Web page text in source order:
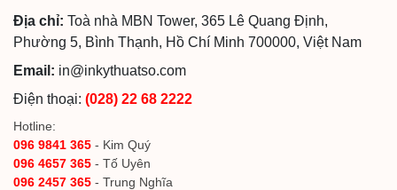
Địa chỉ: Toà nhà MBN Tower, 365 Lê Quang Định,
Phường 5, Bình Thạnh, Hồ Chí Minh 700000, Việt Nam
Email: in@inkythuatso.com
Điện thoại: (028) 22 68 2222
Hotline:
096 9841 365 - Kim Quý
096 4657 365 - Tố Uyên
096 2457 365 - Trung Nghĩa